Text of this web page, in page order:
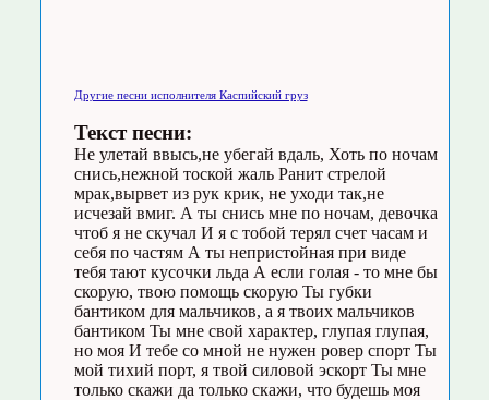
Другие песни исполнителя Каспийский груз
Текст песни:
Не улетай ввысь,не убегай вдаль, Хоть по ночам
снись,нежной тоской жаль Ранит стрелой
мрак,вырвет из рук крик, не уходи так,не
исчезай вмиг. А ты снись мне по ночам, девочка
чтоб я не скучал И я с тобой терял счет часам и
себя по частям А ты непристойная при виде
тебя тают кусочки льда А если голая - то мне бы
скорую, твою помощь скорую Ты губки
бантиком для мальчиков, а я твоих мальчиков
бантиком Ты мне свой характер, глупая глупая,
но моя И тебе со мной не нужен ровер спорт Ты
мой тихий порт, я твой силовой эскорт Ты мне
только скажи да только скажи, что будешь моя